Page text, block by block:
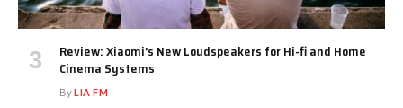
Review: Xiaomi’s New Loudspeakers for Hi-fi and Home
Cinema Systems
ByLIA FM